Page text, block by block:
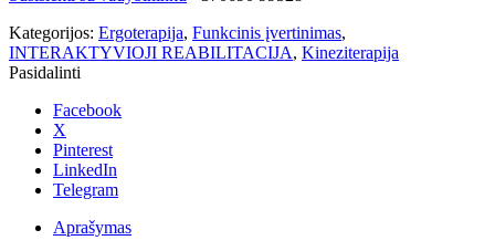
Kategorijos: Ergoterapija, Funkcinis įvertinimas,
INTERAKTYVIOJI REABILITACIJA, Kineziterapija
Pasidalinti
Facebook
X
Pinterest
LinkedIn
Telegram
Aprašymas